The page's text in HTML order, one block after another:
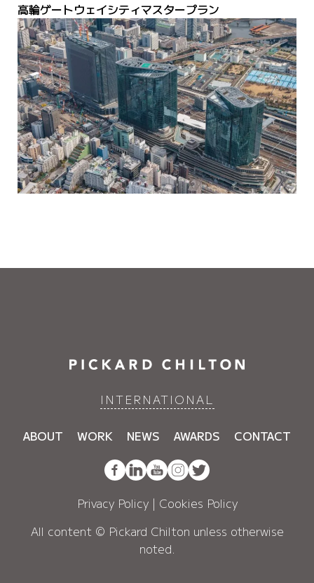
高輪ゲートウェイシティマスタープラン
INTERNATIONAL
ABOUT WORK NEWS AWARDS CONTACT
Privacy Policy| Cookies Policy
All content © Pickard Chilton unless otherwise
noted.